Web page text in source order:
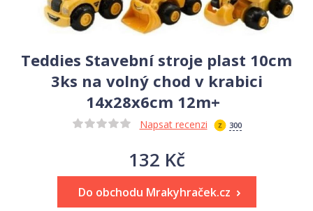
Teddies Stavební stroje plast 10cm
3ks na volný chod v krabici
14x28x6cm 12m+
Napsat recenzi 300
132 Kč
Do obchodu Mrakyhraček.cz